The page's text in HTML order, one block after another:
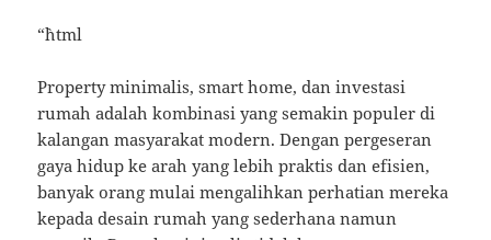
“`html
Property minimalis, smart home, dan investasi
rumah adalah kombinasi yang semakin populer di
kalangan masyarakat modern. Dengan pergeseran
gaya hidup ke arah yang lebih praktis dan efisien,
banyak orang mulai mengalihkan perhatian mereka
kepada desain rumah yang sederhana namun